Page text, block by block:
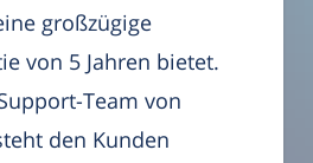
großzügige
von 5 Jahren bietet.
Team von
den Kunden